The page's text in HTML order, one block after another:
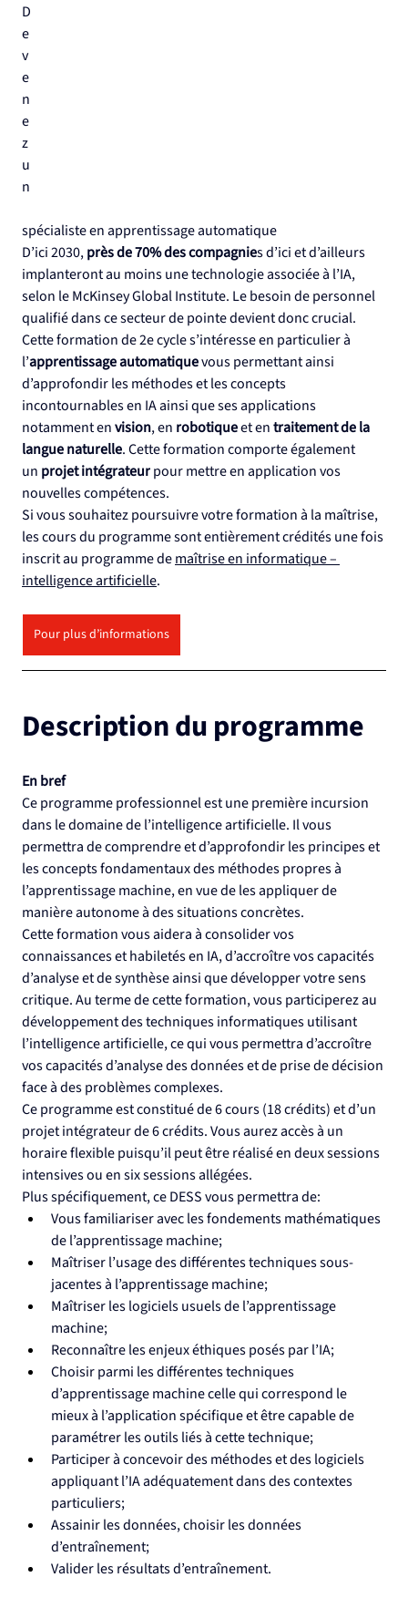
D
e
v
e
n
e
z
u
n
spécialiste en apprentissage automatique
D’ici 2030, près de 70% des compagnies d’ici et d’ailleurs
implanteront au moins une technologie associée à l’IA,
selon le McKinsey Global Institute. Le besoin de personnel
qualifié dans ce secteur de pointe devient donc crucial.
Cette formation de 2e cycle s’intéresse en particulier à
l’apprentissage automatique vous permettant ainsi
d’approfondir les méthodes et les concepts
incontournables en IA ainsi que ses applications
notamment en vision, en robotique et en traitement de la
langue naturelle. Cette formation comporte également
un projet intégrateur pour mettre en application vos
nouvelles compétences.
Si vous souhaitez poursuivre votre formation à la maîtrise,
les cours du programme sont entièrement crédités une fois
inscrit au programme de maîtrise en informatique –
intelligence artificielle.
Pour plus d’informations
Description du programme
En bref
Ce programme professionnel est une première incursion
dans le domaine de l’intelligence artificielle. Il vous
permettra de comprendre et d’approfondir les principes et
les concepts fondamentaux des méthodes propres à
l’apprentissage machine, en vue de les appliquer de
manière autonome à des situations concrètes.
Cette formation vous aidera à consolider vos
connaissances et habiletés en IA, d’accroître vos capacités
d’analyse et de synthèse ainsi que développer votre sens
critique. Au terme de cette formation, vous participerez au
développement des techniques informatiques utilisant
l’intelligence artificielle, ce qui vous permettra d’accroître
vos capacités d’analyse des données et de prise de décision
face à des problèmes complexes.
Ce programme est constitué de 6 cours (18 crédits) et d’un
projet intégrateur de 6 crédits. Vous aurez accès à un
horaire flexible puisqu’il peut être réalisé en deux sessions
intensives ou en six sessions allégées.
Plus spécifiquement, ce DESS vous permettra de:
Vous familiariser avec les fondements mathématiques
de l’apprentissage machine;
Maîtriser l’usage des différentes techniques sous-
jacentes à l’apprentissage machine;
Maîtriser les logiciels usuels de l’apprentissage
machine;
Reconnaître les enjeux éthiques posés par l’IA;
Choisir parmi les différentes techniques
d’apprentissage machine celle qui correspond le
mieux à l’application spécifique et être capable de
paramétrer les outils liés à cette technique;
Participer à concevoir des méthodes et des logiciels
appliquant l’IA adéquatement dans des contextes
particuliers;
Assainir les données, choisir les données
d’entraînement;
Valider les résultats d’entraînement.